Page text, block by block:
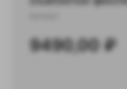
9490,00 ₽